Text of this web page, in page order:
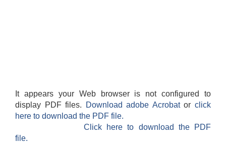
It appears your Web browser is not configured to
display PDF files.
Download adobe Acrobatorclick
here to download the PDF file.
Click here to download the PDF
file.